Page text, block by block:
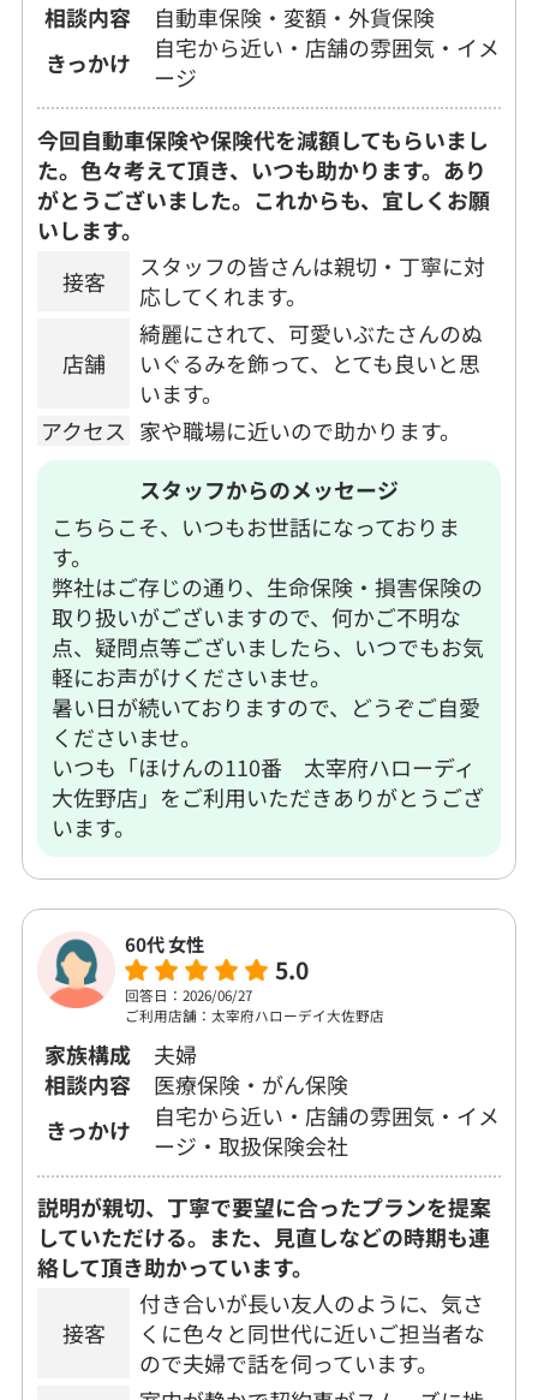
相談内容
自動車保険・変額・外貨保険
きっかけ
自宅から近い・店舗の雰囲気・イメ
ージ
今回自動車保険や保険代を減額してもらいまし
た。色々考えて頂き、いつも助かります。あり
がとうございました。これからも、宜しくお願
いします。
接客
スタッフの皆さんは親切・丁寧に対
応してくれます。
店舗
綺麗にされて、可愛いぶたさんのぬ
いぐるみを飾って、とても良いと思
います。
アクセス 家や職場に近いので助かります。
スタッフからのメッセージ
こちらこそ、いつもお世話になっておりま
す。
弊社はご存じの通り、生命保険・損害保険の
取り扱いがございますので、何かご不明な
点、疑問点等ございましたら、いつでもお気
軽にお声がけくださいませ。
暑い日が続いておりますので、どうぞご自愛
くださいませ。
いつも「ほけんの110番 太宰府ハローディ
大佐野店」をご利用いただきありがとうござ
います。
60代 女性
5.0
回答日：2026/06/27
ご利用店舗：太宰府ハローデイ大佐野店
家族構成
夫婦
相談内容
医療保険・がん保険
きっかけ
自宅から近い・店舗の雰囲気・イメ
ージ・取扱保険会社
説明が親切、丁寧で要望に合ったプランを提案
していただける。また、見直しなどの時期も連
絡して頂き助かっています。
接客
付き合いが長い友人のように、気さ
くに色々と同世代に近いご担当者な
ので夫婦で話を伺っています。